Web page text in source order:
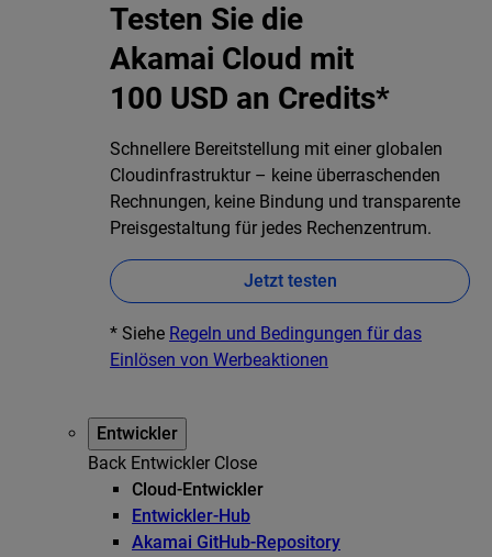
Testen Sie die
Akamai Cloud mit
100 USD an Credits*
Schnellere Bereitstellung mit einer globalen
Cloudinfrastruktur – keine überraschenden
Rechnungen, keine Bindung und transparente
Preisgestaltung für jedes Rechenzentrum.
Jetzt testen
* Siehe Regeln und Bedingungen für das
Einlösen von Werbeaktionen
Entwickler
Back Entwickler Close
Cloud-Entwickler
Entwickler-Hub
Akamai GitHub-Repository